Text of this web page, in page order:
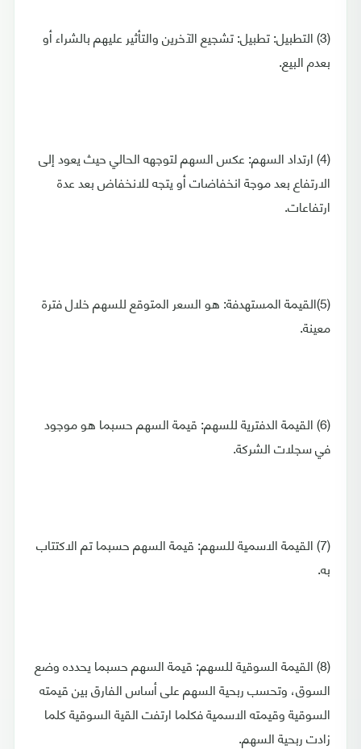
(3) التطبيل: تطبيل: تشجيع الآخرين والتأثير عليهم بالشراء أو
بعدم البيع.
(4) ارتداد السهم: عكس السهم لتوجهه الحالي حيث يعود إلى
الارتفاع بعد موجة انخفاضات أو يتجه للانخفاض بعد عدة
ارتفاعات.
(5)القيمة المستهدفة: هو السعر المتوقع للسهم خلال فترة
معينة.
(6) القيمة الدفترية للسهم: قيمة السهم حسبما هو موجود
في سجلات الشركة.
(7) القيمة الاسمية للسهم: قيمة السهم حسبما تم الاكتتاب
به.
(8) القيمة السوقية للسهم: قيمة السهم حسبما يحدده وضع
السوق، وتحسب ربحية السهم على أساس الفارق بين قيمته
السوقية وقيمته الاسمية فكلما ارتفت القية السوقية كلما
زادت ربحية السهم.